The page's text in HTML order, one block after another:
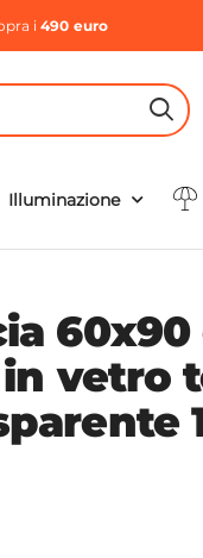
i490 euro
Illuminazione
60x90
vetro